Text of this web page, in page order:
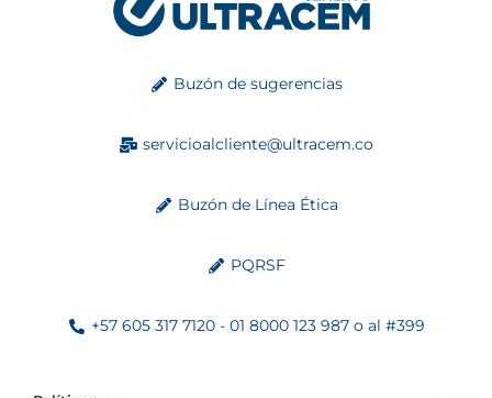
Buzón de sugerencias
servicioalcliente@ultracem.co
Buzón de Línea Ética
PQRSF
+57 605 317 7120 - 01 8000 123 987 o al #399